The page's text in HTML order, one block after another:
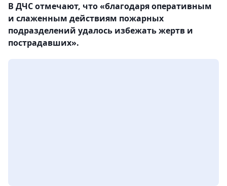
В ДЧС отмечают, что «благодаря оперативным
и слаженным действиям пожарных
подразделений удалось избежать жертв и
пострадавших».